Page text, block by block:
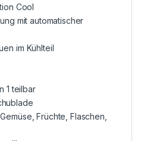
Cool
mit automatischer
im Kühlteil
1 teilbar
Früchte, Flaschen,